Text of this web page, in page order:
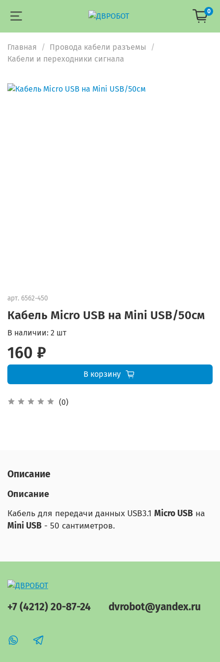
0
Главная
Провода кабели разъемы
Кабели и переходники сигнала
арт. 6562-450
Кабель Micro USB на Mini USB/50см
(0)
В наличии: 2 шт
160 ₽
В корзину
Описание
Описание
Кабель для передачи данных USB3.1 Micro USB на
Mini USB - 50 сантиметров.
+7 (4212) 20-87-24 dvrobot@yandex.ru